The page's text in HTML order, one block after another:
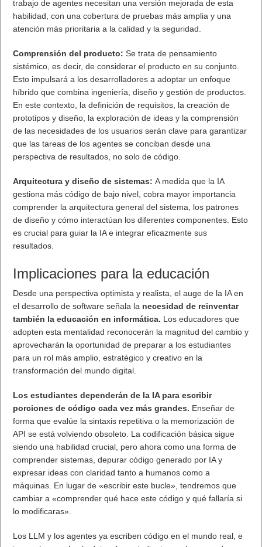
trabajo de agentes necesitan una versión mejorada de esta
habilidad, con una cobertura de pruebas más amplia y una
atención más prioritaria a la calidad y la seguridad.
Comprensión del producto: Se trata de pensamiento
sistémico, es decir, de considerar el producto en su conjunto.
Esto impulsará a los desarrolladores a adoptar un enfoque
híbrido que combina ingeniería, diseño y gestión de productos.
En este contexto, la definición de requisitos, la creación de
prototipos y diseño, la exploración de ideas y la comprensión
de las necesidades de los usuarios serán clave para garantizar
que las tareas de los agentes se conciban desde una
perspectiva de resultados, no solo de código.
Arquitectura y diseño de sistemas: A medida que la IA
gestiona más código de bajo nivel, cobra mayor importancia
comprender la arquitectura general del sistema, los patrones
de diseño y cómo interactúan los diferentes componentes. Esto
es crucial para guiar la IA e integrar eficazmente sus
resultados.
Implicaciones para la educación
Desde una perspectiva optimista y realista, el auge de la IA en
el desarrollo de software señala la necesidad de reinventar
también la educación en informática. Los educadores que
adopten esta mentalidad reconocerán la magnitud del cambio y
aprovecharán la oportunidad de preparar a los estudiantes
para un rol más amplio, estratégico y creativo en la
transformación del mundo digital.
Los estudiantes dependerán de la IA para escribir
porciones de código cada vez más grandes. Enseñar de
forma que evalúe la sintaxis repetitiva o la memorización de
API se está volviendo obsoleto. La codificación básica sigue
siendo una habilidad crucial, pero ahora como una forma de
comprender sistemas, depurar código generado por IA y
expresar ideas con claridad tanto a humanos como a
máquinas. En lugar de «escribir este bucle», tendremos que
cambiar a «comprender qué hace este código y qué fallaría si
lo modificaras».
Los LLM y los agentes ya escriben código en el mundo real, e